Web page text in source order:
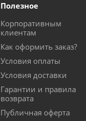
Полезное
Корпоративным
клиентам
Как оформить заказ?
Условия оплаты
Условия доставки
Гарантии и правила
возврата
Публичная оферта